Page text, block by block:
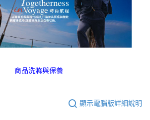
商品洗滌與保養
顯示電腦版詳細說明